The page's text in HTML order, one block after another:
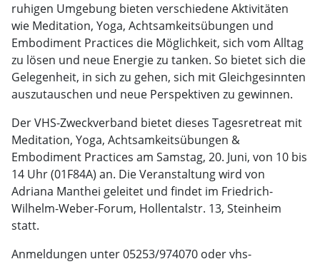
ruhigen Umgebung bieten verschiedene Aktivitäten
wie Meditation, Yoga, Achtsamkeitsübungen und
Embodiment Practices die Möglichkeit, sich vom Alltag
zu lösen und neue Energie zu tanken. So bietet sich die
Gelegenheit, in sich zu gehen, sich mit Gleichgesinnten
auszutauschen und neue Perspektiven zu gewinnen.
Der VHS-Zweckverband bietet dieses Tagesretreat mit
Meditation, Yoga, Achtsamkeitsübungen &
Embodiment Practices am Samstag, 20. Juni, von 10 bis
14 Uhr (01F84A) an. Die Veranstaltung wird von
Adriana Manthei geleitet und findet im Friedrich-
Wilhelm-Weber-Forum, Hollentalstr. 13, Steinheim
statt.
Anmeldungen unter 05253/974070 oder vhs-